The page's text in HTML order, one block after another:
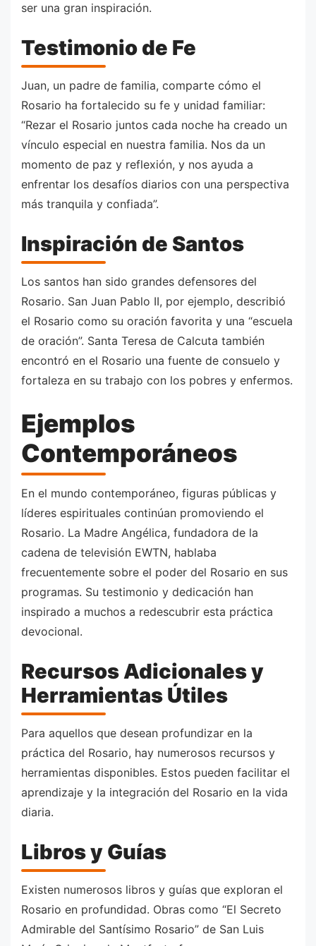
ser una gran inspiración.
Testimonio de Fe
Juan, un padre de familia, comparte cómo el
Rosario ha fortalecido su fe y unidad familiar:
“Rezar el Rosario juntos cada noche ha creado un
vínculo especial en nuestra familia. Nos da un
momento de paz y reflexión, y nos ayuda a
enfrentar los desafíos diarios con una perspectiva
más tranquila y confiada”.
Inspiración de Santos
Los santos han sido grandes defensores del
Rosario. San Juan Pablo II, por ejemplo, describió
el Rosario como su oración favorita y una “escuela
de oración”. Santa Teresa de Calcuta también
encontró en el Rosario una fuente de consuelo y
fortaleza en su trabajo con los pobres y enfermos.
Ejemplos
Contemporáneos
En el mundo contemporáneo, figuras públicas y
líderes espirituales continúan promoviendo el
Rosario. La Madre Angélica, fundadora de la
cadena de televisión EWTN, hablaba
frecuentemente sobre el poder del Rosario en sus
programas. Su testimonio y dedicación han
inspirado a muchos a redescubrir esta práctica
devocional.
Recursos Adicionales y
Herramientas Útiles
Para aquellos que desean profundizar en la
práctica del Rosario, hay numerosos recursos y
herramientas disponibles. Estos pueden facilitar el
aprendizaje y la integración del Rosario en la vida
diaria.
Libros y Guías
Existen numerosos libros y guías que exploran el
Rosario en profundidad. Obras como “El Secreto
Admirable del Santísimo Rosario” de San Luis